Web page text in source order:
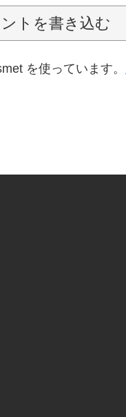
トを書き込む
を使っています。